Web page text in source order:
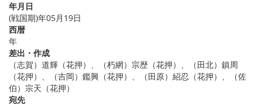
年月日
(戦国期)年05月19日
西暦
年
差出・作成
（志賀）道輝（花押）、（朽網）宗歴（花押）、（田北）鎮周
（花押）、（吉岡）鑑興（花押）、（田原）紹忍（花押）、（佐
伯）宗天（花押）
宛先